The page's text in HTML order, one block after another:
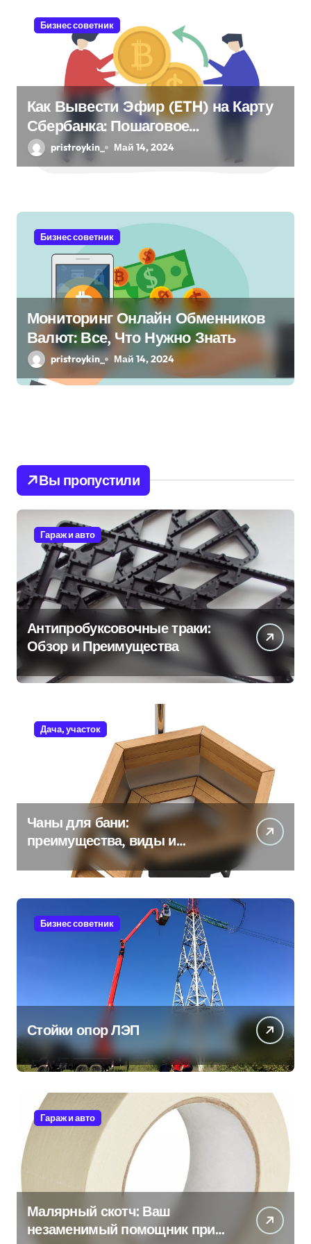
Бизнес советник
Как Вывести Эфир (ETH) на Карту
Сбербанка: Пошаговое
Руководство
pristroykin_ Май 14, 2024
Бизнес советник
Мониторинг Онлайн Обменников
Валют: Все, Что Нужно Знать
pristroykin_ Май 14, 2024
Вы пропустили
Гараж и авто
Антипробуксовочные траки:
Обзор и Преимущества
Дача, участок
Чаны для бани:
преимущества, виды и
особенности использования
Бизнес советник
Стойки опор ЛЭП
Гараж и авто
Малярный скотч: Ваш
незаменимый помощник при